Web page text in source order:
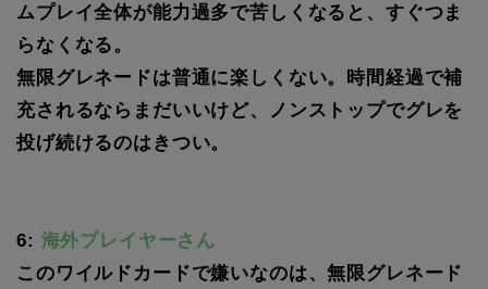
ムプレイ全体が能力過多で苦しくなると、すぐつま
らなくなる。
無限グレネードは普通に楽しくない。時間経過で補
充されるならまだいいけど、ノンストップでグレを
投げ続けるのはきつい。
6: 海外プレイヤーさん
このワイルドカードで嫌いなのは、無限グレネード